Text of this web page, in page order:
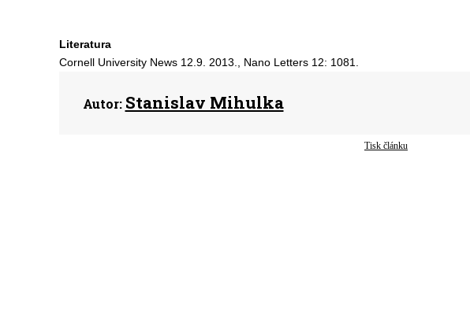
Literatura
Cornell University News 12.9. 2013., Nano Letters 12: 1081.
Autor: Stanislav Mihulka
Tisk článku